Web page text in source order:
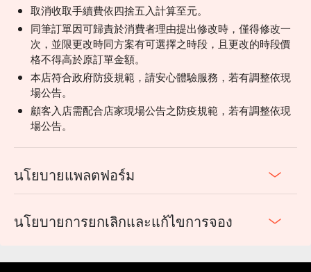
取消收取手續費依四捨五入計算至元。
同筆訂單因可歸責於消費者理由提出修改時，僅得修改一
次，並限更改時同方案有可選擇之時段，且更改的時段價
格不得高於原訂單金額。
本店符合政府防疫規範，請安心體驗服務，若有調整依現
場公告。
顧客入店需配合店家現場公告之防疫規範，若有調整依現
場公告。
นโยบายแพลตฟอร์ม
นโยบายการยกเลิกและแก้ไขการจอง